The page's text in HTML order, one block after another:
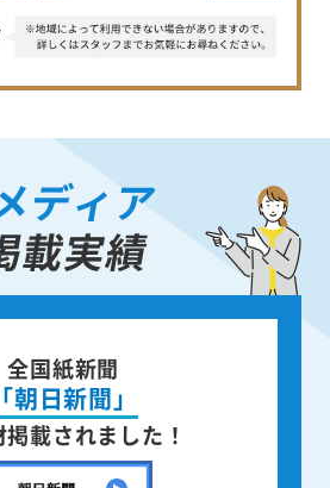
ディア
載実績
企業情報誌
CENTURY」
掲載されました！